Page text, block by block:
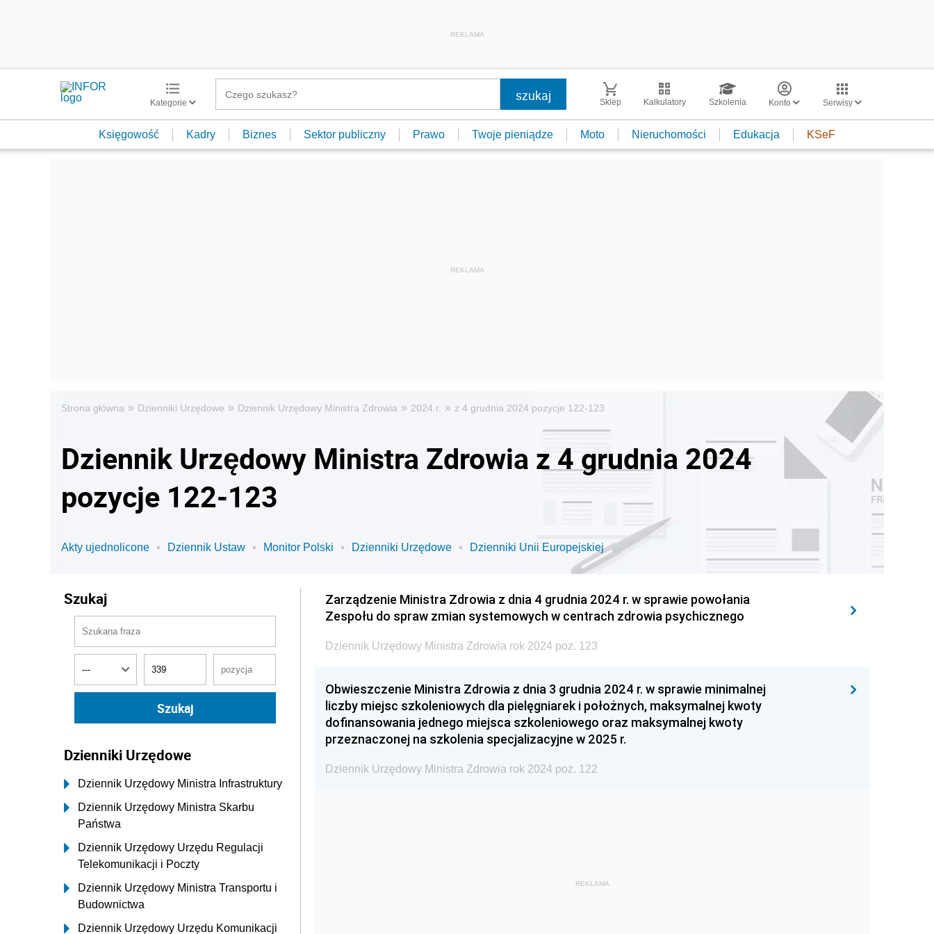
REKLAMA
Kategorie Sklep Kalkulatory Szkolenia Konto Serwisy
Księgowość Kadry Biznes Sektor publiczny Prawo Twoje pieniądze Moto Nieruchomości Edukacja KSeF
Strona główna » Dzienniki Urzędowe » Dziennik Urzędowy Ministra Zdrowia » 2024 r. » z 4 grudnia 2024 pozycje 122-123
Dziennik Urzędowy Ministra Zdrowia z 4 grudnia 2024
pozycje 122-123
Akty ujednolicone Dziennik Ustaw Monitor Polski Dzienniki Urzędowe Dzienniki Unii Europejskiej
Szukaj
Dzienniki Urzędowe
Dziennik Urzędowy Ministra Infrastruktury
Dziennik Urzędowy Ministra Skarbu
Państwa
Dziennik Urzędowy Urzędu Regulacji
Telekomunikacji i Poczty
Dziennik Urzędowy Ministra Transportu i
Budownictwa
Dziennik Urzędowy Urzędu Komunikacji
Zarządzenie Ministra Zdrowia z dnia 4 grudnia 2024 r. w sprawie powołania
Zespołu do spraw zmian systemowych w centrach zdrowia psychicznego
Dziennik Urzędowy Ministra Zdrowia rok 2024 poz. 123
Obwieszczenie Ministra Zdrowia z dnia 3 grudnia 2024 r. w sprawie minimalnej
liczby miejsc szkoleniowych dla pielęgniarek i położnych, maksymalnej kwoty
dofinansowania jednego miejsca szkoleniowego oraz maksymalnej kwoty
przeznaczonej na szkolenia specjalizacyjne w 2025 r.
Dziennik Urzędowy Ministra Zdrowia rok 2024 poz. 122
REKLAMA